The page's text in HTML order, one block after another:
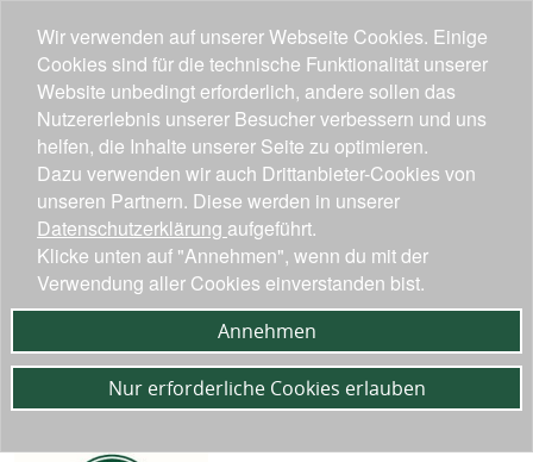
Wir verwenden auf unserer Webseite Cookies. Einige
Cookies sind für die technische Funktionalität unserer
Website unbedingt erforderlich, andere sollen das
Nutzererlebnis unserer Besucher verbessern und uns
helfen, die Inhalte unserer Seite zu optimieren.
Dazu verwenden wir auch Drittanbieter-Cookies von
unseren Partnern. Diese werden in unserer
Datenschutzerklärung aufgeführt.
Klicke unten auf "Annehmen", wenn du mit der
Verwendung aller Cookies einverstanden bist.
Annehmen
Nur erforderliche Cookies erlauben